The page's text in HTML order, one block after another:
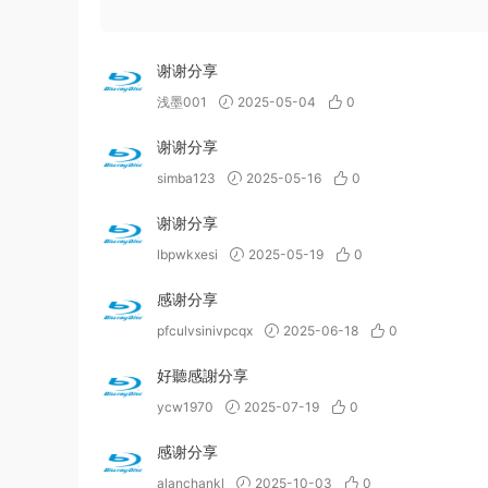
谢谢分享
浅墨001 2025-05-04 0
谢谢分享
simba123 2025-05-16 0
谢谢分享
lbpwkxesi 2025-05-19 0
感谢分享
pfculvsinivpcqx 2025-06-18 0
好聽感謝分享
ycw1970 2025-07-19 0
感谢分享
alanchankl 2025-10-03 0